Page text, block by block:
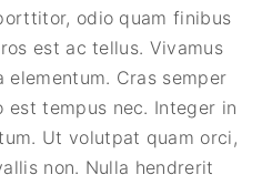
odio quam finibus
est ac tellus. Vivamus
Cras semper
est tempus nec. Integer in
Ut volutpat quam orci,
non. Nulla hendrerit